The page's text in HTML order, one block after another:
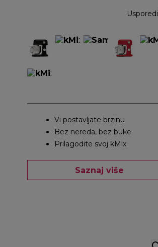
Usporedi
Vi postavljate brzinu
Bez nereda, bez buke
Prilagodite svoj kMix
Saznaj više